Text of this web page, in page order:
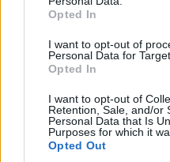
Opted In
I want to opt-out of
Personal Data for
Opted In
I want to opt-out of
Retention, Sale, and/or
Personal Data that Is
Purposes for which it
Opted Out
"Nem voltak rosszak a
"Az idővel nem volt gond" -
érettségiző diák. De melyik
mai feladatsorokról.
Érettségi-felvételi